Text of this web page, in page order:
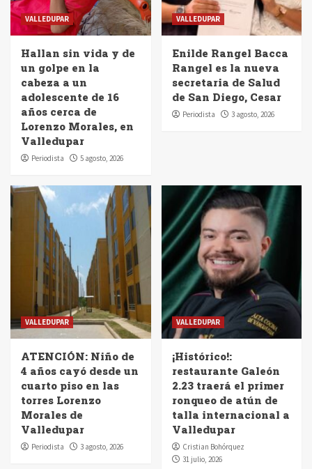
VALLEDUPAR
Hallan sin vida y de
un golpe en la
cabeza a un
adolescente de 16
años cerca de
Lorenzo Morales, en
Valledupar
Periodista 5 agosto, 2026
VALLEDUPAR
Enilde Rangel Bacca
Rangel es la nueva
secretaria de Salud
de San Diego, Cesar
Periodista 3 agosto, 2026
VALLEDUPAR
ATENCIÓN: Niño de
4 años cayó desde un
cuarto piso en las
torres Lorenzo
Morales de
Valledupar
Periodista 3 agosto, 2026
VALLEDUPAR
¡Histórico!:
restaurante Galeón
2.23 traerá el primer
ronqueo de atún de
talla internacional a
Valledupar
Cristian Bohórquez
31 julio, 2026